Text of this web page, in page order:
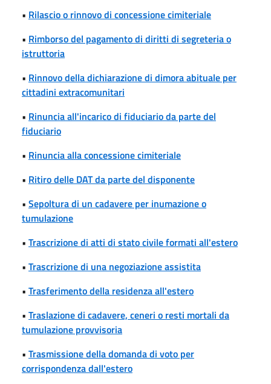
• Rilascio o rinnovo di concessione cimiteriale
• Rimborso del pagamento di diritti di segreteria o
istruttoria
• Rinnovo della dichiarazione di dimora abituale per
cittadini extracomunitari
• Rinuncia all'incarico di fiduciario da parte del
fiduciario
• Rinuncia alla concessione cimiteriale
• Ritiro delle DAT da parte del disponente
• Sepoltura di un cadavere per inumazione o
tumulazione
• Trascrizione di atti di stato civile formati all'estero
• Trascrizione di una negoziazione assistita
• Trasferimento della residenza all'estero
• Traslazione di cadavere, ceneri o resti mortali da
tumulazione provvisoria
• Trasmissione della domanda di voto per
corrispondenza dall'estero